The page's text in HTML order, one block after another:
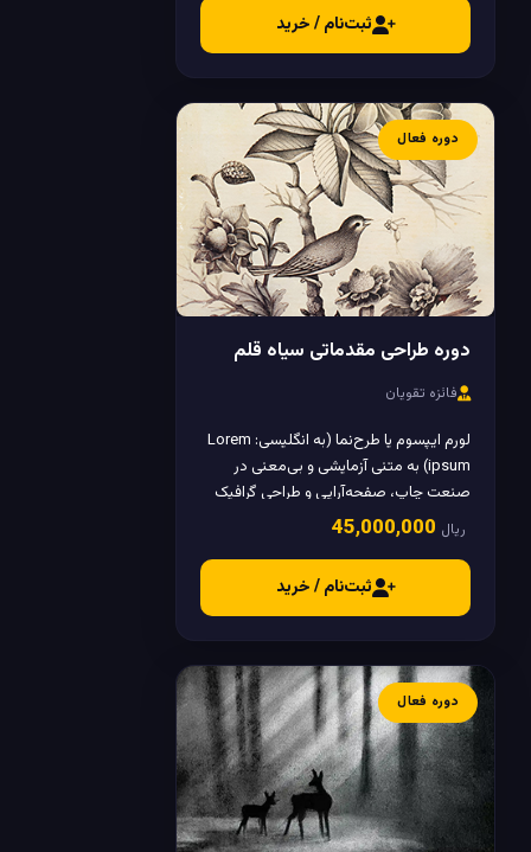
ثبت‌نام / خرید
دوره فعال
دوره طراحی مقدماتی سیاه قلم
فائزه تقویان
لورم ایپسوم یا طرح‌نما (به انگلیسی: Lorem
ipsum) به متنی آزمایشی و بی‌معنی در
صنعت چاپ، صفحه‌آرایی و طراحی گرافیک
گفته می‌شود.
45٬000٬000 ریال
ثبت‌نام / خرید
دوره فعال